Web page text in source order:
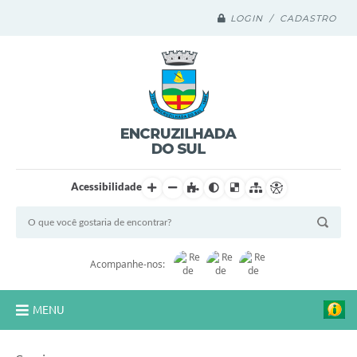
LOGIN / CADASTRO
Acessibilidade
Acompanhe-nos:
MENU